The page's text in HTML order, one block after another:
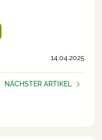
14.04.2025
NÄCHSTER ARTIKEL